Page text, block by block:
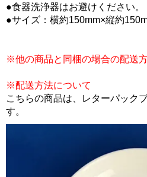
●食器洗浄器はお避けください。
●サイズ：横約150mm×縦約
※他の商品と同梱の場合の配送
※配送方法について
こちらの商品は、レターパック
す。